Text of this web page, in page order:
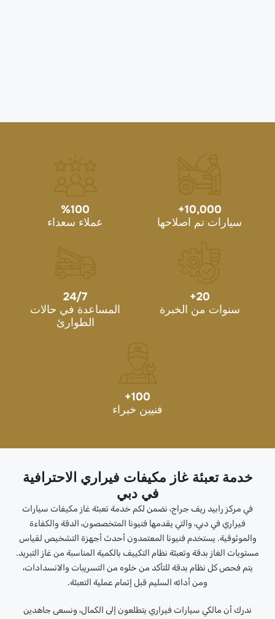
10,000
+
سيارات تم اصلاحها
100
%
عملاء سعداء
20
+
سنوات من الخبرة
24/7
المساعدة في حالات
الطوارئ
100
+
فنيين خبراء
خدمة تعبئة غاز مكيفات فيراري الاحترافية
في دبي
في مركز رابيد ريف جراج، نضمن لكم خدمة تعبئة غاز مكيفات سيارات
فيراري في دبي، والتي يقدمها فنيونا المتخصصون، الدقة والكفاءة
والموثوقية. يستخدم فنيونا المعتمدون أحدث أجهزة التشخيص لقياس
مستويات الغاز بدقة وتعبئة نظام التكييف بالكمية المناسبة من غاز التبريد.
يتم فحص كل نظام بدقة للتأكد من خلوه من التسريبات والانسدادات،
ومن أدائه السليم قبل إتمام عملية التعبئة.
ندرك أن مالكي سيارات فيراري يتطلعون إلى الكمال، ونسعى جاهدين